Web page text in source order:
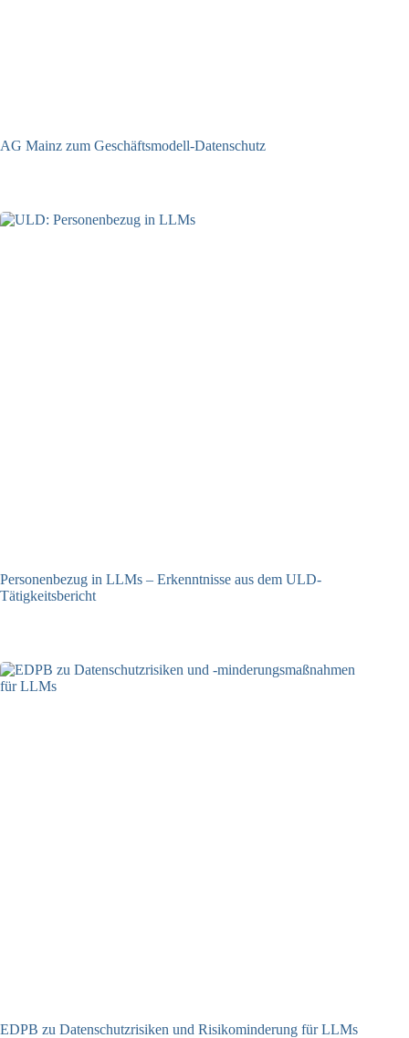
AG Mainz zum Geschäftsmodell-Datenschutz
Personenbezug in LLMs – Erkenntnisse aus dem ULD-
Tätigkeitsbericht
EDPB zu Datenschutzrisiken und Risikominderung für LLMs